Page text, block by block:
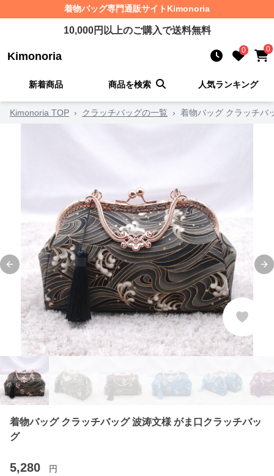
着物バッグ専門通販サイト Kimonoria
10,000円以上のご購入で送料無料
Kimonoria 0 0
新着商品 商品を検索 人気ランキング
Kimonoria TOP › クラッチバッグの一覧 › 着物バッグ クラッチバ
Previous slide
着物バッグ クラッチバッグ 波涛文様 がま口クラッチバッ
グ
5,280 円